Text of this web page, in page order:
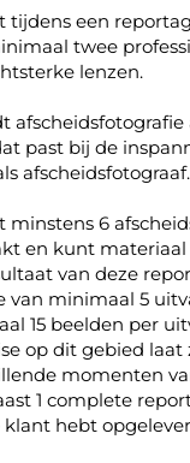
tijdens een
twee
lenzen.
past bij de
afscheidsfotograaf.
minstens 6
en kunt materiaal
van deze
van minimaal 5
15 beelden per
op dit gebied laat
momenten
1 complete
klant hebt